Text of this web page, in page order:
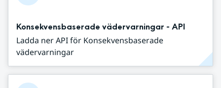
Konsekvensbaserade vädervarningar - API
Ladda ner API för Konsekvensbaserade
vädervarningar